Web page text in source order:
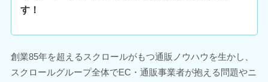
す！
創業85年を超えるスクロールがもつ通販ノウハウを生かし、
スクロールグループ全体でEC・通販事業者が抱える問題やニ